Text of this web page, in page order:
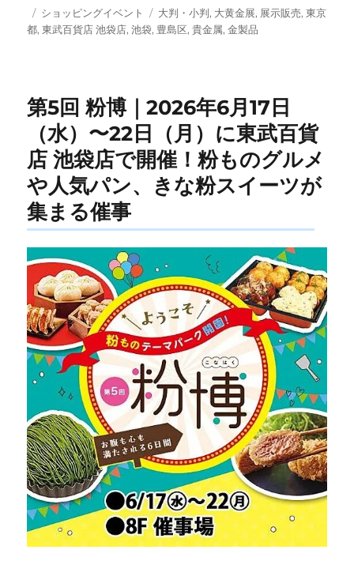
投
稿
カ
テ
ショッピングイベント
タ
グ
大判・小判, 大黄金展, 展示販売,東京
都,東武百貨店 池袋店,池袋, 豊島区,貴金属,金製品
第5回 粉博｜2026年6月17日
（水）〜22日（月）に東武百貨
店 池袋店で開催！粉ものグルメ
や人気パン、きな粉スイーツが
集まる催事